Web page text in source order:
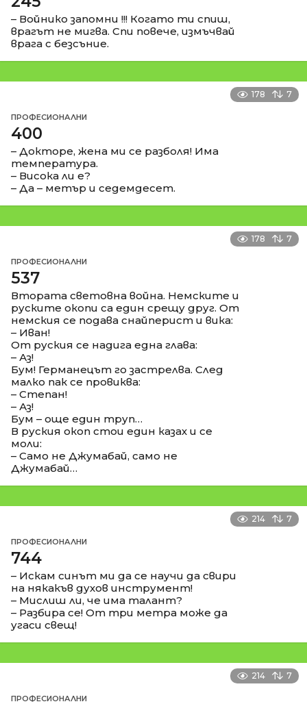
– Войнико запомни !!! Когато ти спиш,
врагът не мигва. Спи повече, измъчвай
врага с безсъние.
178 7
ПРОФЕСИОНАЛНИ
400
– Докторе, жена ми се разболя! Има
температура.
– Висока ли е?
– Да – метър и седемдесет.
178 7
ПРОФЕСИОНАЛНИ
537
Втората световна война. Немските и
руските окопи са един срещу друг. От
немския се подава снайперист и вика:
– Иван!
От руския се надига една глава:
– Аз!
Бум! Германецът го застрелва. След
малко пак се провиква:
– Степан!
– Аз!
Бум – още един труп…
В руския окоп стои един казах и се
моли:
– Само не Джумабай, само не
Джумабай…
214 7
ПРОФЕСИОНАЛНИ
744
– Искам синът ми да се научи да свири
на някакъв духов инструмент!
– Мислиш ли, че има талант?
– Разбира се! От три метра може да
угаси свещ!
214 7
ПРОФЕСИОНАЛНИ